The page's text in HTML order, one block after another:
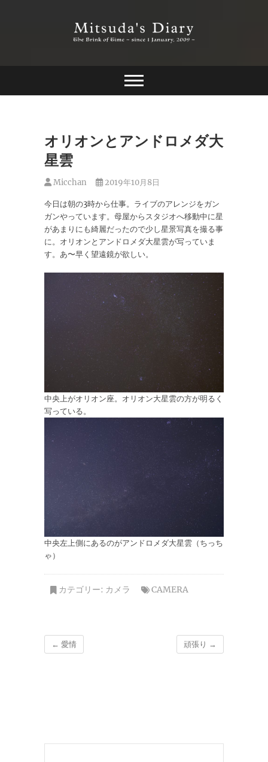
Mitsuda's Diary
オリオンとアンドロメダ大
星雲
Micchan 2019年10月8日
今日は朝の3時から仕事。ライブのアレンジをガン
ガンやっています。母屋からスタジオへ移動中に星
があまりにも綺麗だったので少し星景写真を撮る事
に。オリオンとアンドロメダ大星雲が写っていま
す。あ〜早く望遠鏡が欲しい。
中央上がオリオン座。オリオン大星雲の方が明るく
写っている。
中央左上側にあるのがアンドロメダ大星雲（ちっち
ゃ）
カテゴリー: カメラ CAMERA
← 愛情 頑張り →